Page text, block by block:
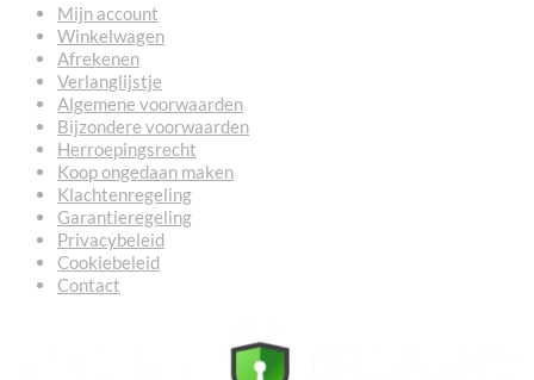
Mijn account
Winkelwagen
Afrekenen
Verlanglijstje
Algemene voorwaarden
Bijzondere voorwaarden
Herroepingsrecht
Koop ongedaan maken
Klachtenregeling
Garantieregeling
Privacybeleid
Cookiebeleid
Contact